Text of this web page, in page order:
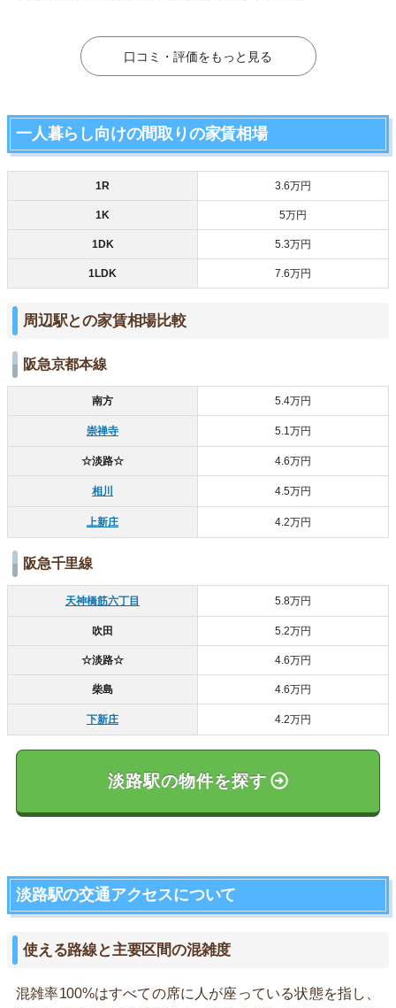
口コミ・評価をもっと見る
一人暮らし向けの間取りの家賃相場
1R 3.6万円
1K 5万円
1DK 5.3万円
1LDK 7.6万円
周辺駅との家賃相場比較
阪急京都本線
南方 5.4万円
崇禅寺 5.1万円
☆淡路☆ 4.6万円
相川 4.5万円
上新庄 4.2万円
阪急千里線
天神橋筋六丁目 5.8万円
吹田 5.2万円
☆淡路☆ 4.6万円
柴島 4.6万円
下新庄 4.2万円
淡路駅の物件を探す
淡路駅の交通アクセスについて
使える路線と主要区間の混雑度
混雑率100%はすべての席に人が座っている状態を指し、